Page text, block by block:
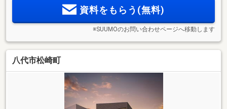
資料をもらう(無料)
※SUUMOのお問い合わせページへ移動します
八代市松崎町